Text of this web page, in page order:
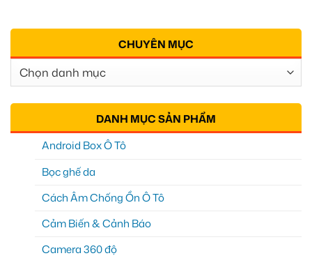
CHUYÊN MỤC
Chuyên
Mục
DANH MỤC SẢN PHẨM
Android Box Ô Tô
Bọc ghế da
Cách Âm Chống Ồn Ô Tô
Cảm Biến & Cảnh Báo
Camera 360 độ